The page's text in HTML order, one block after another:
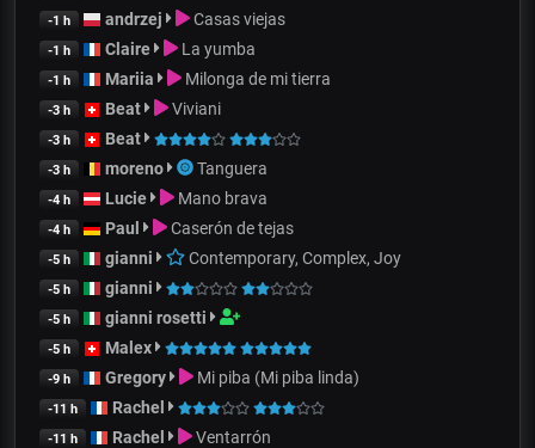
-1 h andrzej Casas viejas
-1 h Claire La yumba
-1 h Mariia Milonga de mi tierra
-3 h Beat Viviani
-3 h Beat
-3 h moreno Tanguera
-4 h Lucie Mano brava
-4 h Paul Caserón de tejas
-5 h gianni Contemporary, Complex, Joy
-5 h gianni
-5 h gianni rosetti
-5 h Malex
-9 h Gregory Mi piba (Mi piba linda)
-11 h Rachel
-11 h Rachel Ventarrón